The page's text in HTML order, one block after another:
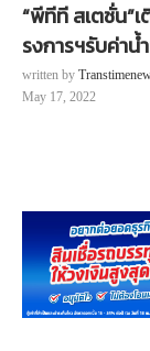
“พีทีที สเตชั่น”
รงการฯรับค่าน้
written by
May 17, 2022